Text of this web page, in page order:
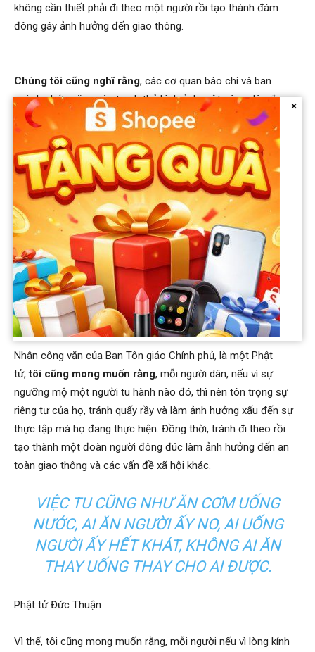
không cần thiết phải đi theo một người rồi tạo thành đám
đông gây ảnh hưởng đến giao thông.
Chúng tôi cũng nghĩ rằng, các cơ quan báo chí và ban
ngành chức năng nên tranh thủ hình ảnh một công dân đang
thực hành Phật pháp một cách kiên trì và đã trở thành hình
ảnh đẹp về người Phật tử như ông Minh Tuệ, để tuyên truyền
cho đông đảo người dân về sự hướng thiện, biết sống có lý
tưởng, biết theo đuổi các giá trị văn hóa, tâm linh sâu sắc.
Cũng nên tranh thủ hình ảnh ông Minh Tuệ để nhắc nhở và
cảnh báo những người mượn danh Phật nhưng đã không làm
theo lời Phật dạy, có những việc làm và phát ngôn gây bức xúc
trong dư luận, dẫn đến làm ảnh hưởng xấu cho Giáo hội và
Phật giáo nói chung.
Nhân công văn của Ban Tôn giáo Chính phủ, là một Phật
tử,tôi cũng mong muốn rằng, mỗi người dân, nếu vì sự
ngưỡng mộ một người tu hành nào đó, thì nên tôn trọng sự
riêng tư của họ, tránh quấy rầy và làm ảnh hưởng xấu đến sự
thực tập mà họ đang thực hiện. Đồng thời, tránh đi theo rồi
tạo thành một đoàn người đông đúc làm ảnh hưởng đến an
toàn giao thông và các vấn đề xã hội khác.
VIỆC TU CŨNG NHƯ ĂN CƠM UỐNG
NƯỚC, AI ĂN NGƯỜI ẤY NO, AI UỐNG
NGƯỜI ẤY HẾT KHÁT, KHÔNG AI ĂN
THAY UỐNG THAY CHO AI ĐƯỢC.
Phật tử Đức Thuận
Vì thế, tôi cũng mong muốn rằng, mỗi người nếu vì lòng kính
×